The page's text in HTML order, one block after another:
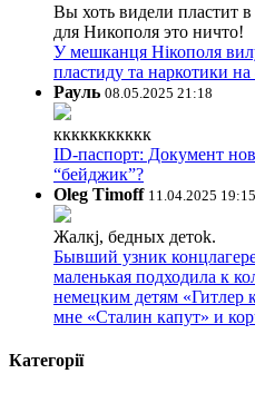
Вы хоть видели пластит
для Никополя это ничто!
У мешканця Нікополя
пластиду та наркотики
Рауль 08.05.2025 21:18
ккккккккккк
ID-паспорт: Документ
“бейджик”?
Oleg Timoff 11.04.2025 19:15
Жалкj, бедных детok.
Бывший узник
маленькая подходила к
немецким детям «Гитлер
мне «Сталин капут» и
Категорії